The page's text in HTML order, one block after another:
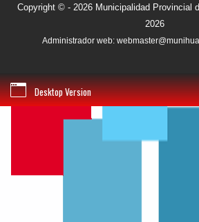
Copyright © - 2026 Municipalidad Provincial
2026
Administrador web:
Desktop Version